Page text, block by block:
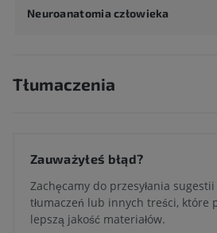
Neuroanatomia człowieka
Tłumaczenia
Zauważyłeś błąd?
Zachęcamy do przesyłania
tłumaczeń lub innych treści, które
lepszą jakość materiałów.